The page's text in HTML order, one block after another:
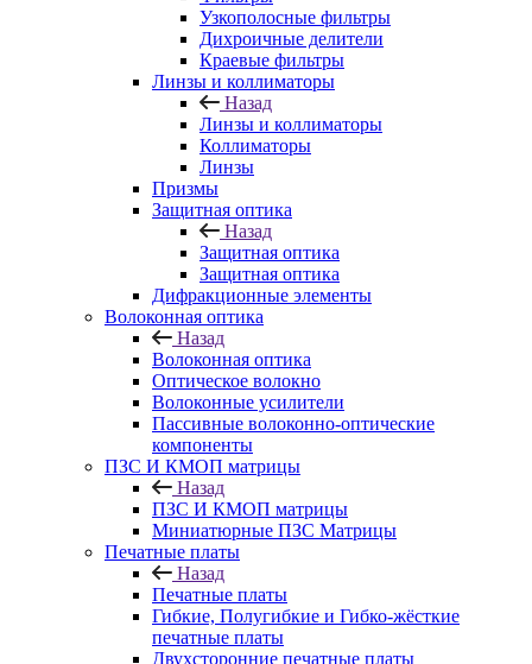
Узкополосные фильтры
Дихроичные делители
Краевые фильтры
Линзы и коллиматоры
Назад
Линзы и коллиматоры
Коллиматоры
Линзы
Призмы
Защитная оптика
Назад
Защитная оптика
Защитная оптика
Дифракционные элементы
Волоконная оптика
Назад
Волоконная оптика
Оптическое волокно
Волоконные усилители
Пассивные волоконно-оптические
компоненты
ПЗС И КМОП матрицы
Назад
ПЗС И КМОП матрицы
Миниатюрные ПЗС Матрицы
Печатные платы
Назад
Печатные платы
Гибкие, Полугибкие и Гибко-жёсткие
печатные платы
Двухсторонние печатные платы